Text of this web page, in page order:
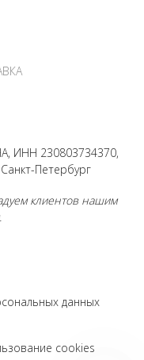
ИНН 230803734370,
Петербург
клиентов нашим
данных
cookies